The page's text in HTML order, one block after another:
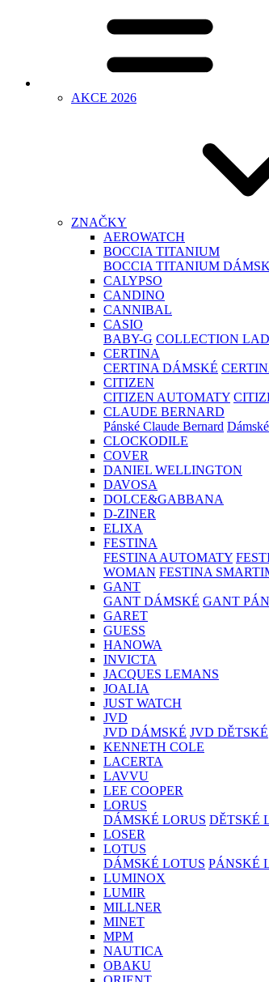
AKCE 2026
ZNAČKY
AEROWATCH
BOCCIA TITANIUM
BOCCIA TITANIUM
CALYPSO
CANDINO
CANNIBAL
CASIO
BABY-G COLLECTION
CERTINA
CERTINA DÁMSKÉ
CITIZEN
CITIZEN AUTOMATY
CLAUDE BERNARD
Pánské Claude Bernard
CLOCKODILE
COVER
DANIEL WELLINGTON
DAVOSA
DOLCE&GABBANA
D-ZINER
ELIXA
FESTINA
FESTINA AUTOMATY
WOMAN FESTINA
GANT
GANT DÁMSKÉ GANT
GARET
GUESS
HANOWA
INVICTA
JACQUES LEMANS
JOALIA
JUST WATCH
JVD
JVD DÁMSKÉ JVD DĚTSKÉ
KENNETH COLE
LACERTA
LAVVU
LEE COOPER
LORUS
DÁMSKÉ LORUS DĚTSKÉ
LOSER
LOTUS
DÁMSKÉ LOTUS PÁNSKÉ
LUMINOX
LUMIR
MILLNER
MINET
MPM
NAUTICA
OBAKU